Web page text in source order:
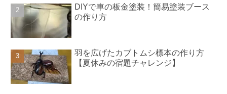
DIYで車の板金塗装！簡易塗装ブース
の作り方
羽を広げたカブトムシ標本の作り方
【夏休みの宿題チャレンジ】